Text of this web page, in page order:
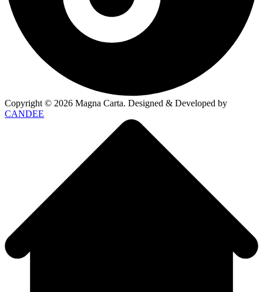
Copyright © 2026 Magna Carta. Designed & Developed by
CANDEE